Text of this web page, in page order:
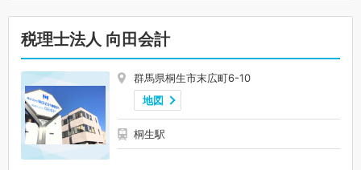
税理士法人 向田会計
群馬県桐生市末広町6-10
地図
桐生駅